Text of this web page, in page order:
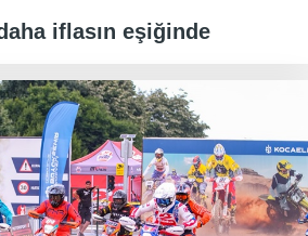
iflasın eşiğinde